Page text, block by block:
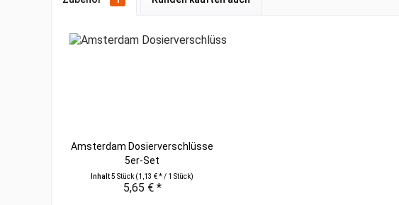
Amsterdam Dosierverschlüsse
5er-Set
Inhalt5 Stück (1,13 € * / 1 Stück)
5,65 € *